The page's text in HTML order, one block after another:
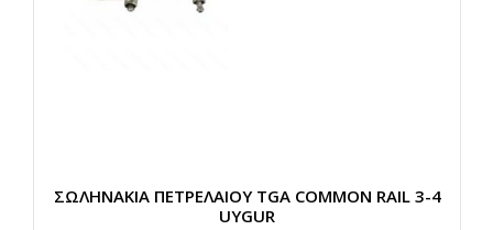
ΣΩΛΗΝΑΚΙΑ ΠΕΤΡΕΛΑΙΟΥ TGA COMMON RAIL 3-4
UYGUR